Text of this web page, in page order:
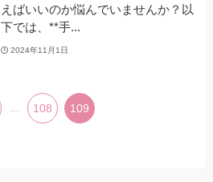
えばいいのか悩んでいませんか？以
下では、**手...
2024年11月1日
108 109